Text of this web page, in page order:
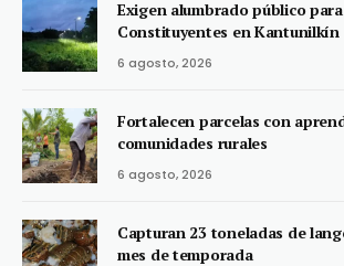
Exigen alumbrado público
Constituyentes en Kantunilkín
6 agosto, 2026
Fortalecen parcelas con
comunidades rurales
6 agosto, 2026
Capturan 23 toneladas de
mes de temporada